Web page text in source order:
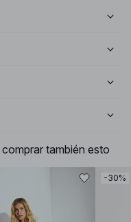
también esto
-30%